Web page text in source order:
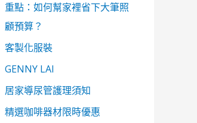
重點：如何幫家裡省下大筆照
顧預算？
客製化服裝
GENNY LAI
居家導尿管護理須知
精選咖啡器材限時優惠